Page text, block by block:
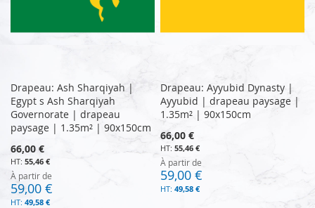
Drapeau: Ash Sharqiyah |
Egypt s Ash Sharqiyah
Governorate | drapeau
paysage | 1.35m² | 90x150cm
66,00 €
55,46 €
À partir de
59,00 €
49,58 €
Drapeau: Ayyubid Dynasty |
Ayyubid | drapeau paysage |
1.35m² | 90x150cm
66,00 €
55,46 €
À partir de
59,00 €
49,58 €